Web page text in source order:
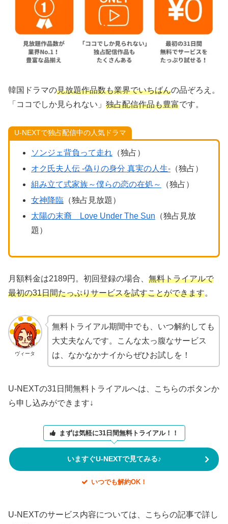
韓国ドラマの見放題作品数も業界でいちばんの品ぞろえ。
「ココでしか見られない」 独占配信作品も豊富です。
U-NEXTで独占配信中の人気ドラマ
ソンジェ背負って走れ（独占）
オク氏夫人伝 -偽りの身分 真実の人生-（独占）
組み立て式家族～僕らの恋の在処～
（独占）
女神降臨（独占見放題）
太陽の末裔 Love Under The Sun （独占見放
題）
月額料金は2189円。初回登録の場合、 無料トライアルで
最初の31日間たっぷりサービスを試すことができます。
ヴィータ
無料トライアル期間中でも、いつ解約しても
大丈夫なんです。こんな太っ腹なサービス
は、なかなかナイからぜひお試しを！
U-NEXTの31日間無料トライアルへは、こちらのボタンか
ら申し込みができます↓
まずは気軽に31日間無料トライアル！！
いますぐU-NEXTで見てみる♪
いつでも解約OK！
U-NEXTのサービス内容については、こちらの記事で詳し